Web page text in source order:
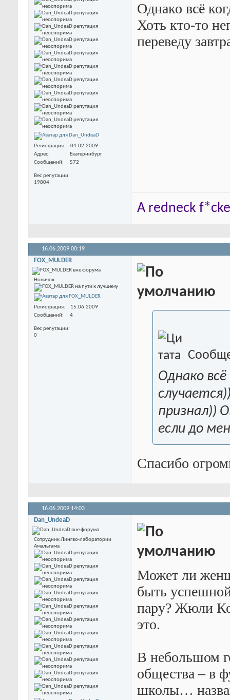
Регистрация
04.02.2009
Адрес
Екатеринбург
Сообщений
572
Вес репутации
19804
Однако всё
Хоть кто-то
переведу
A redneck
16.06.2009 00:19
FOX_MULDER
Новичок
Регистрация
15.06.2009
Сообщений
4
Вес репутации
0
Однако
признал))
если до
Спасибо
16.06.2009 14:03
Dan_UndeaD
Сотрудник Лингво-лаборатории
Амальгама
Может ли
быть
пару? Жюли
это.
В небольшом
общества – в
школы…